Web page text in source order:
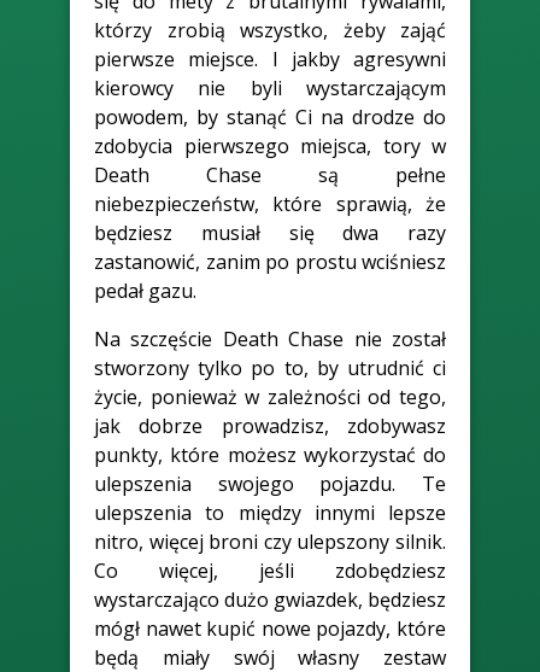
którzy zrobią wszystko, żeby zająć
pierwsze miejsce. I jakby agresywni
kierowcy nie byli wystarczającym
powodem, by stanąć Ci na drodze do
zdobycia pierwszego miejsca, tory w
Death Chase są pełne
niebezpieczeństw, które sprawią, że
będziesz musiał się dwa razy
zastanowić, zanim po prostu wciśniesz
pedał gazu.
Na szczęście Death Chase nie został
stworzony tylko po to, by utrudnić ci
życie, ponieważ w zależności od tego,
jak dobrze prowadzisz, zdobywasz
punkty, które możesz wykorzystać do
ulepszenia swojego pojazdu. Te
ulepszenia to między innymi lepsze
nitro, więcej broni czy ulepszony silnik.
Co więcej, jeśli zdobędziesz
wystarczająco dużo gwiazdek, będziesz
mógł nawet kupić nowe pojazdy, które
będą miały swój własny zestaw